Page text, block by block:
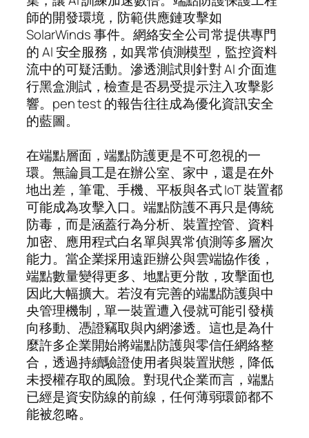
師的開發環境，防範供應鏈攻擊如
SolarWinds 事件。網絡安全公司常提供專門
的 AI 安全服務，如異常偵測模型，監控資料
流中的可疑活動。滲透測試則針對 AI 介面進
行黑盒測試，檢查是否易受提示注入攻擊影
響。pen test 的報告往往成為優化資訊安全
的藍圖。
在端點層面，端點防護更是不可忽視的一
環。無論員工是在辦公室、家中，還是在外
地出差，筆電、手機、平板與各式 IoT 裝置都
可能成為攻擊入口。端點防護不再只是傳統
防毒，而是涵蓋行為分析、裝置控管、資料
加密、應用程式白名單與異常偵測等多層次
能力。當企業採用遠距辦公與雲端協作後，
端點數量變得更多、地點更分散，攻擊面也
因此大幅擴大。若沒有完善的端點防護與中
央管理機制，單一裝置遭入侵就可能引發橫
向移動、憑證竊取與內網滲透。這也是為什
麼許多企業開始將端點防護與零信任網絡整
合，透過持續驗證使用者與裝置狀態，降低
未授權存取的風險。對現代企業而言，端點
已經是資安防線的前線，任何薄弱環節都不
能被忽略。